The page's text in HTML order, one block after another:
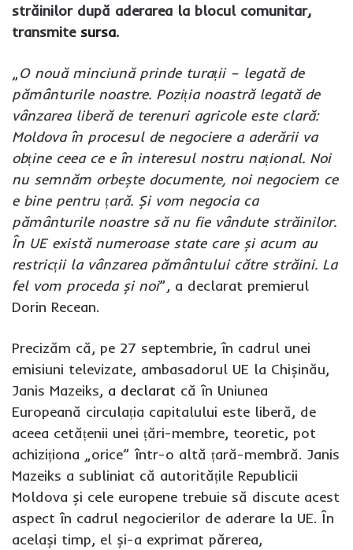
străinilor după aderarea la blocul comunitar,
transmite sursa.
„O nouă minciună prinde turații – legată de
pământurile noastre. Poziția noastră legată de
vânzarea liberă de terenuri agricole este clară:
Moldova în procesul de negociere a aderării va
obține ceea ce e în interesul nostru național. Noi
nu semnăm orbește documente, noi negociem ce
e bine pentru țară. Și vom negocia ca
pământurile noastre să nu fie vândute străinilor.
În UE există numeroase state care și acum au
restricții la vânzarea pământului către străini. La
fel vom proceda și noi”, a declarat premierul
Dorin Recean.
Precizăm că, pe 27 septembrie, în cadrul unei
emisiuni televizate, ambasadorul UE la Chișinău,
Janis Mazeiks, a declarat că în Uniunea
Europeană circulația capitalului este liberă, de
aceea cetățenii unei țări-membre, teoretic, pot
achiziționa „orice” într-o altă țară-membră. Janis
Mazeiks a subliniat că autoritățile Republicii
Moldova și cele europene trebuie să discute acest
aspect în cadrul negocierilor de aderare la UE. În
același timp, el și-a exprimat părerea,